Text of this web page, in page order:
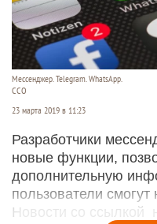
Мессенджер. Telegram. WhatsApp.
ССО
23 марта 2019 в 11:23
Разработчики
новые функции,
дополнительную
пользователи смогут
Новости со ссылкой